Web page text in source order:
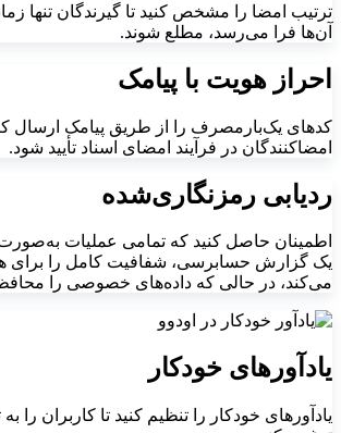
ترتیب امضا را مشخص کنید تا گیرندگان تنها
آن‌ها فرا می‌رسد، مطلع شوند.
احراز هویت با پیامک
کدهای یک‌بارمصرف را از طریق پیامک ارسال
امضاکنندگان در فرآیند امضای اسناد تأیید شود.
ردیابی رمزنگاری‌شده
اطمینان حاصل کنید که تمامی عملیات
یک گزارش حسابرسی، شفافیت کامل را برای
می‌کند، در حالی که داده‌های خصوصی را
یادآورهای خودکار
یادآورهای خودکار را تنظیم کنید تا کاربران را